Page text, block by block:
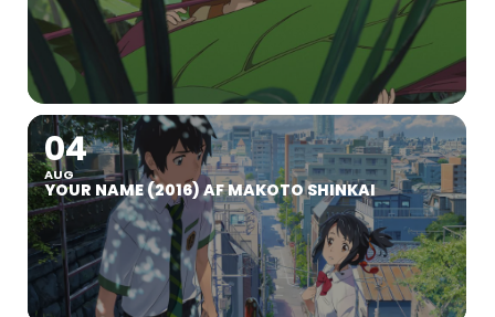
04
AUG
YOUR NAME (2016) AF MAKOTO SHINKAI